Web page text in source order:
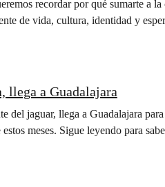
recordar por qué sumarte a
de vida, cultura, identidad y
llega a Guadalajara
del jaguar, llega a Guadalajara
meses. Sigue leyendo para